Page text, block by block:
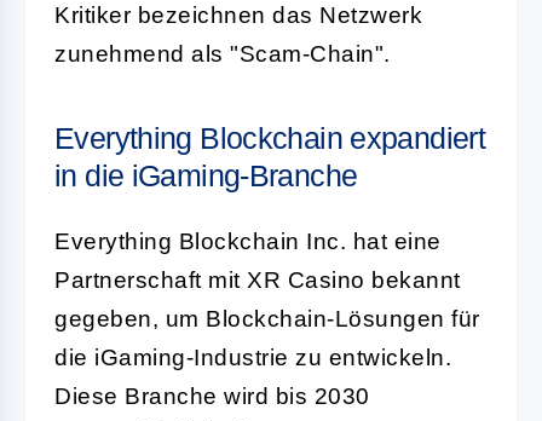
Kritiker bezeichnen das Netzwerk
zunehmend als "Scam-Chain".
Everything Blockchain expandiert
in die iGaming-Branche
Everything Blockchain Inc. hat eine
Partnerschaft mit XR Casino bekannt
gegeben, um Blockchain-Lösungen für
die iGaming-Industrie zu entwickeln.
Diese Branche wird bis 2030